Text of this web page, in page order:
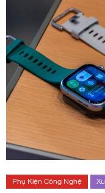
Phụ Kiện Công Nghệ